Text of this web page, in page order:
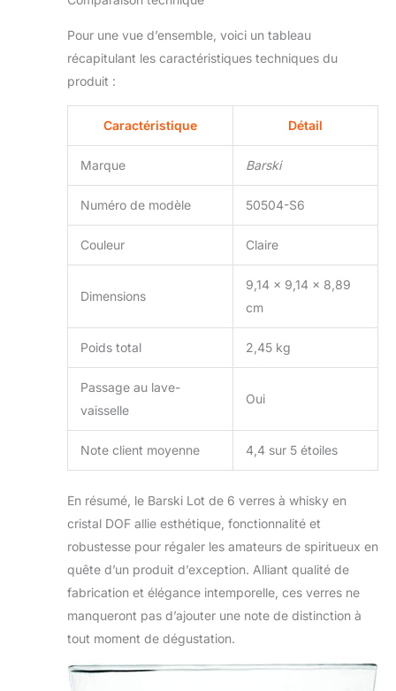
Pour une vue d’ensemble, voici un tableau
récapitulant les caractéristiques techniques du
produit :
Caractéristique Détail
Marque Barski
Numéro de modèle 50504-S6
Couleur Claire
Dimensions
9,14 x 9,14 x 8,89
cm
Poids total 2,45 kg
Passage au lave-
vaisselle
Oui
Note client moyenne 4,4 sur 5 étoiles
En résumé, le Barski Lot de 6 verres à whisky en
cristal DOF allie esthétique, fonctionnalité et
robustesse pour régaler les amateurs de spiritueux en
quête d’un produit d’exception. Alliant qualité de
fabrication et élégance intemporelle, ces verres ne
manqueront pas d’ajouter une note de distinction à
tout moment de dégustation.